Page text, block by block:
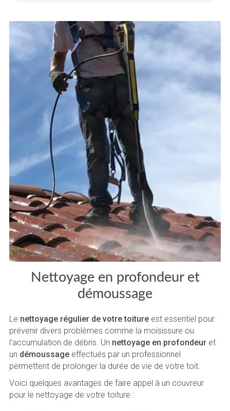
Nettoyage en profondeur et
démoussage
Le nettoyage régulier de votre toitureest essentiel pour
prévenir divers problèmes comme la moisissure ou
l’accumulation de débris. Un nettoyage en profondeuret
un démoussageeffectués par un professionnel
permettent de prolonger la durée de vie de votre toit.
Voici quelques avantages de faire appel à un couvreur
pour le nettoyage de votre toiture :